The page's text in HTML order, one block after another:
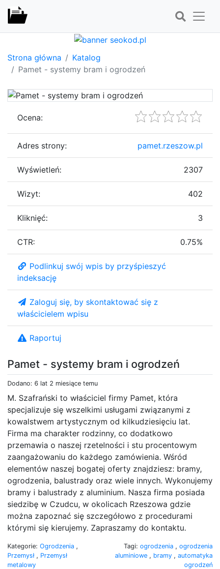
Strona główna
Katalog
Pamet - systemy bram i ogrodzeń
Pamet - systemy bram i ogrodzeń
Dodano: 6 lat 2 miesiące temu
M. Szafrański to właściciel firmy Pamet, która
specjalizuje się wszelkimi usługami związanymi z
kowalstwem artystycznym od kilkudziesięciu lat.
Firma ma charakter rodzinny, co dodatkowo
przemawia o naszej rzetelności i stu procentowym
zaangażowaniu do każdego zamówienia. Wśród
elementów naszej bogatej oferty znajdziesz: bramy,
ogrodzenia, balustrady oraz wiele innych. Wykonujemy
bramy i balustrady z aluminium. Nasza firma posiada
siedzibę w Czudcu, w okolicach Rzeszowa gdzie
można zapoznać się szczegółowo z procedurami
którymi się kierujemy. Zapraszamy do kontaktu.
Kategorie: Ogrodzenia ,
Przemysł , Przemysł
metalowy
Tagi: ogrodzenia , ogrodzenia
aluminiowe , bramy , automatyka
ogrodzeń
Ocena:
Adres strony: pamet.rzeszow.pl
Wyświetleń: 2307
Wizyt: 402
Kliknięć: 3
CTR: 0.75%
Podlinkuj swój wpis by przyśpieszyć
indeksację
Zaloguj się, by skontaktować się z
właścicielem wpisu
Raportuj